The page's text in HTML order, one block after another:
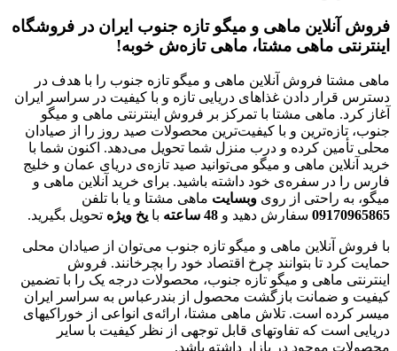
فروش آنلاین ماهی و میگو تازه جنوب ایران در فروشگاه
اینترنتی ماهی مشتا، ماهی تازه‌ش خوبه!
ماهی مشتا فروش آنلاین ماهی و میگو تازه جنوب را با هدف در
دسترس قرار دادن غذاهای دریایی تازه و با کیفیت در سراسر ایران
آغاز کرد. ماهی مشتا با تمرکز بر فروش اینترنتی ماهی و میگو
جنوب، تازه‌ترین و با کیفیت‌ترین محصولات صید روز را از صیادان
محلی تأمین کرده و درب منزل شما تحویل می‌دهد. اکنون شما با
خرید آنلاین ماهی و میگو می‌توانید صید تازه‌ی دریای عمان و خلیج
فارس را در سفره‌ی خود داشته باشید. برای خرید آنلاین ماهی و
میگو، به راحتی از روی وبسایت ماهی مشتا و یا با تلفن
09170965865 سفارش دهید و 48 ساعته با یخ ویژه تحویل بگیرید.
با فروش آنلاین ماهی و میگو تازه جنوب می‌توان از صیادان محلی
حمایت کرد تا بتوانند چرخ اقتصاد خود را بچرخانند. فروش
اینترنتی ماهی و میگو تازه جنوب، محصولات درجه یک را با تضمین
کیفیت و ضمانت بازگشت محصول از بندرعباس به سراسر ایران
میسر کرده است. تلاش ماهی مشتا، ارائه‌ی انواعی از خوراکیهای
دریایی است که تفاوتهای قابل توجهی از نظر کیفیت با سایر
محصولات موجود در بازار داشته باشد.